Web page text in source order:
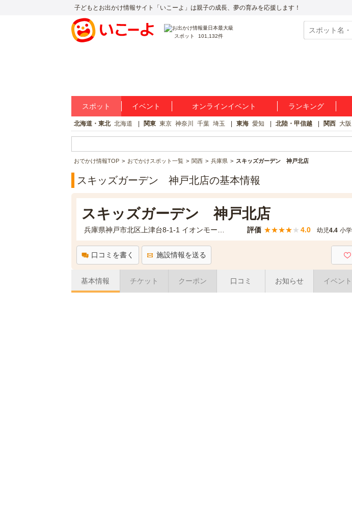
子どもとお出かけ情報サイト「いこーよ」は親子の成長、夢の育みを応援します！
スポット 101,132件
スポット イベント オンラインイベント ランキング
北海道・東北 北海道 関東 東京 神奈川 千葉 埼玉 東海 愛知 北陸・甲信越 関西 大阪
おでかけ情報TOP おでかけスポット一覧 関西 兵庫県 スキッズガーデン 神戸北店
スキッズガーデン 神戸北店の基本情報
スキッズガーデン 神戸北店
評価 ★★★★★ 4.0 幼児4.4 小
口コミを書く 施設情報を送る
基本情報 チケット クーポン 口コミ お知らせ イベント